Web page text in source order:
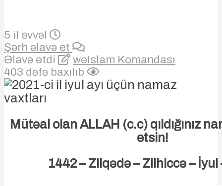
5 il əvvəl
Şərh əlavə et
Əlavə etdi
weIslam Komandası
403 dəfə baxılıb
Mütəal olan ALLAH (c.c) qıldığınız
etsin!
1442 – Zilqədə – Zilhiccə – İyul